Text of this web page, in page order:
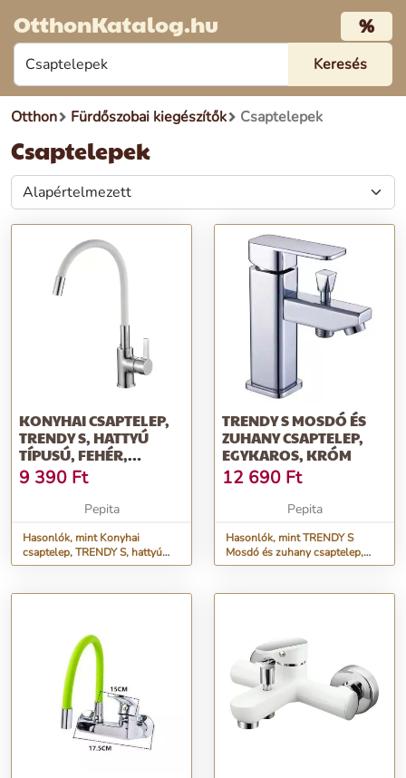
OtthonKatalog.hu %
Otthon Fürdőszobai kiegészítők Csaptelepek
Csaptelepek
KONYHAI CSAPTELEP,
TRENDY S, HATTYÚ
TÍPUSÚ, FEHÉR,
MOZGATHATÓ CSŐVEL
9 390 Ft
Pepita
Hasonlók, mint Konyhai
csaptelep, TRENDY S, hattyú
típusú, fehér, mozgatható
TRENDY S MOSDÓ ÉS
ZUHANY CSAPTELEP,
EGYKAROS, KRÓM
12 690 Ft
Pepita
Hasonlók, mint TRENDY S
Mosdó és zuhany csaptelep,
egykaros, króm